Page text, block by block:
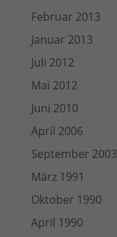
Februar 2013
Januar 2013
Juli 2012
Mai 2012
Juni 2010
April 2006
September 2003
März 1991
Oktober 1990
April 1990